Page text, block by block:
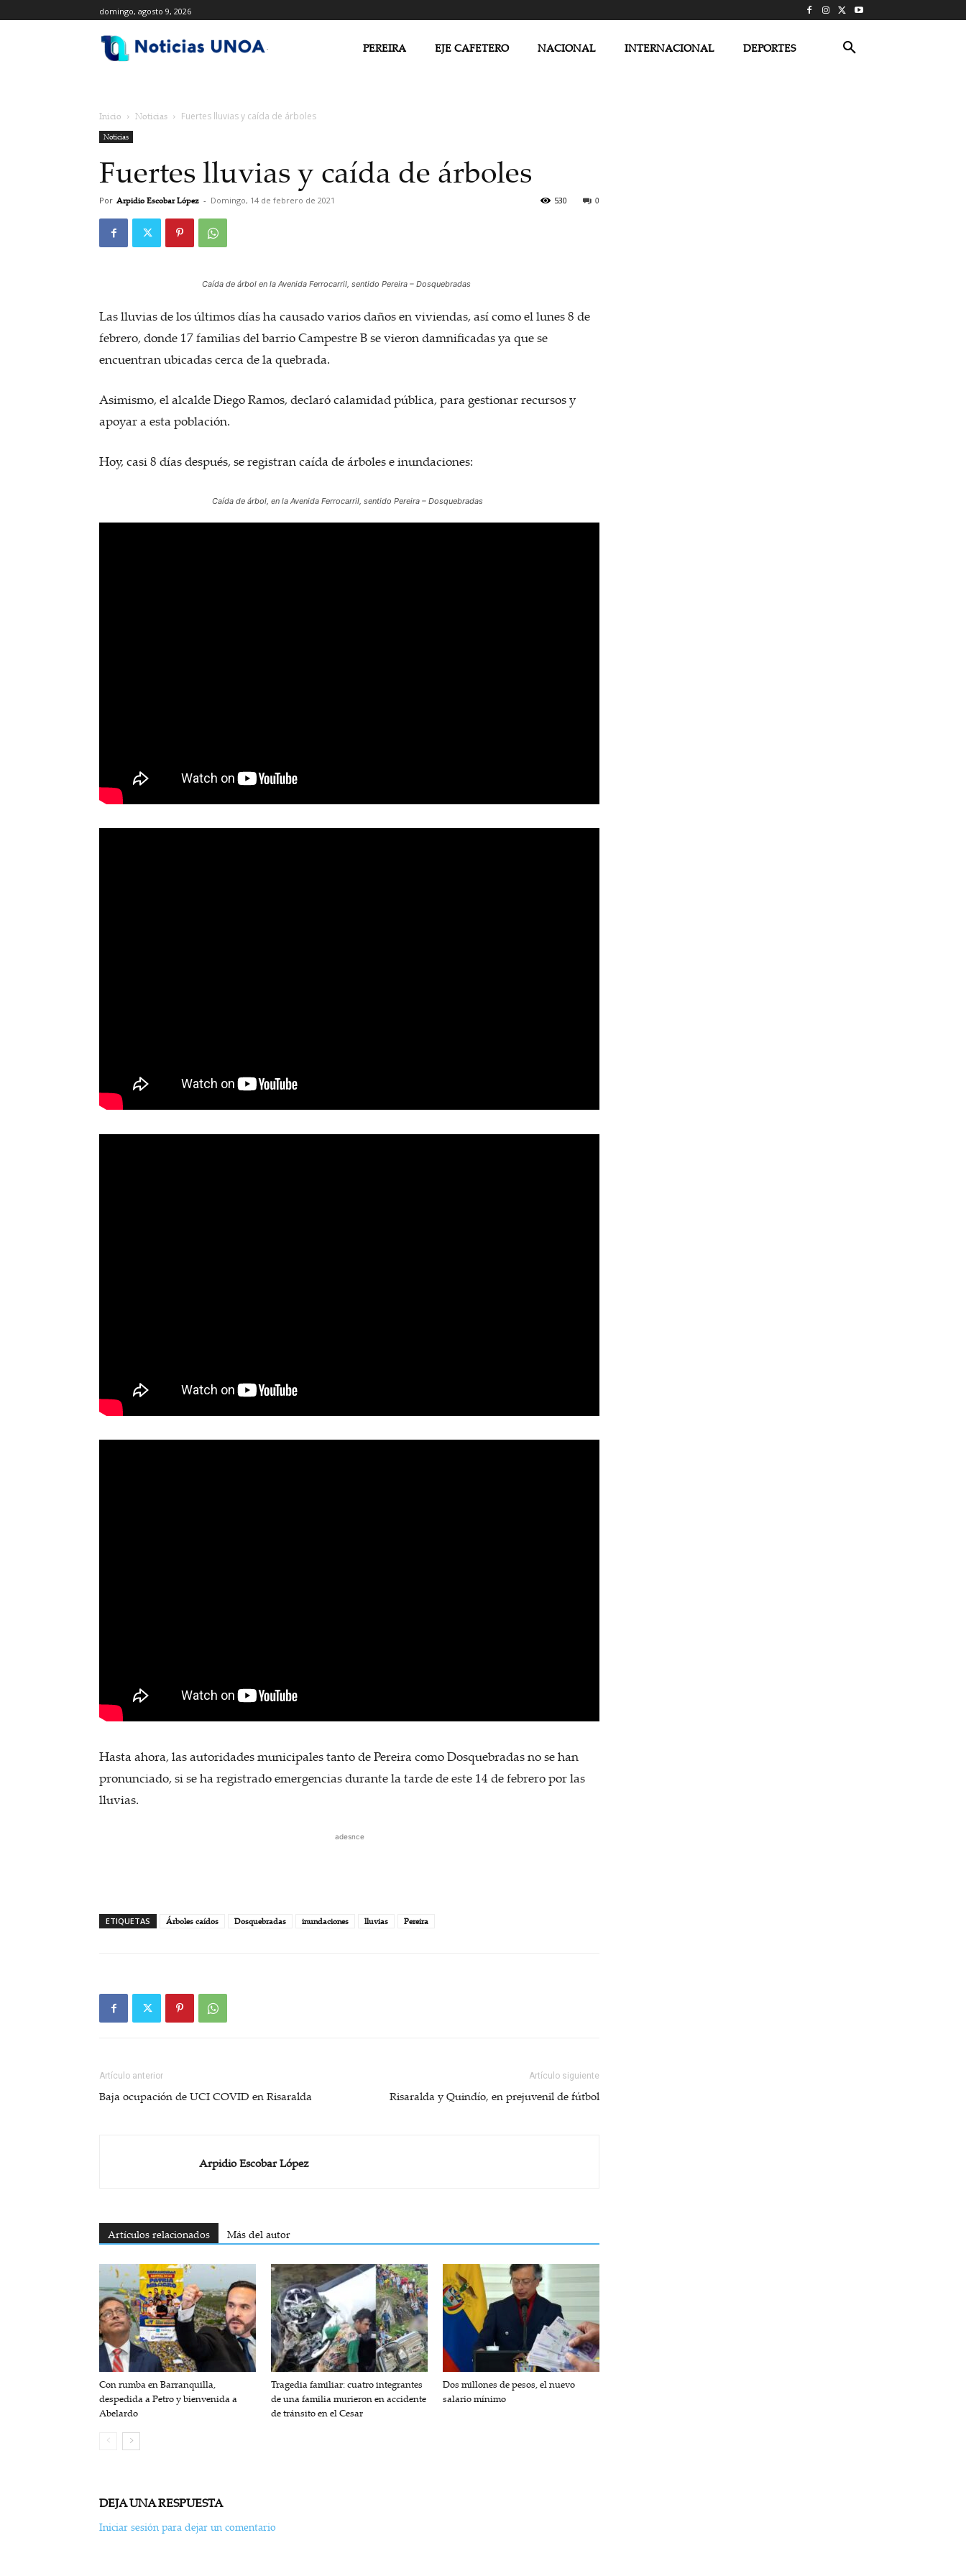
domingo, agosto 9, 2026
PEREIRA EJE CAFETERO NACIONAL INTERNACIONAL DEPORTES
Inicio Noticias Fuertes lluvias y caída de árboles
Noticias
Fuertes lluvias y caída de árboles
Por Arpidio Escobar López - Domingo, 14 de febrero de 2021 0
530
Caída de árbol en la Avenida Ferrocarril, sentido Pereira – Dosquebradas
Las lluvias de los últimos días ha causado varios daños en viviendas, así como el lunes 8 de
febrero, donde 17 familias del barrio Campestre B se vieron damnificadas ya que se
encuentran ubicadas cerca de la quebrada.
Asimismo, el alcalde Diego Ramos, declaró calamidad pública, para gestionar recursos y
apoyar a esta población.
Hoy, casi 8 días después, se registran caída de árboles e inundaciones:
Caída de árbol, en la Avenida Ferrocarril, sentido Pereira – Dosquebradas
Hasta ahora, las autoridades municipales tanto de Pereira como Dosquebradas no se han
pronunciado, si se ha registrado emergencias durante la tarde de este 14 de febrero por las
lluvias.
adesnce
ETIQUETAS Árboles caídos Dosquebradas inundaciones lluvias Pereira
Artículo anterior
Baja ocupación de UCI COVID en Risaralda
Artículo siguiente
Risaralda y Quindío, en prejuvenil de fútbol
Arpidio Escobar López
Artículos relacionados Más del autor
Con rumba en Barranquilla,
despedida a Petro y bienvenida a
Abelardo
Tragedia familiar: cuatro integrantes
de una familia murieron en accidente
de tránsito en el Cesar
Dos millones de pesos, el nuevo
salario mínimo
DEJA UNA RESPUESTA
Iniciar sesión para dejar un comentario